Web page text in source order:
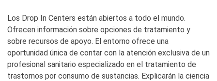
Los Drop In Centers están abiertos a todo el mundo.
Ofrecen información sobre opciones de tratamiento y
sobre recursos de apoyo. El entorno ofrece una
oportunidad única de contar con la atención exclusiva de un
profesional sanitario especializado en el tratamiento de
trastornos por consumo de sustancias. Explicarán la ciencia